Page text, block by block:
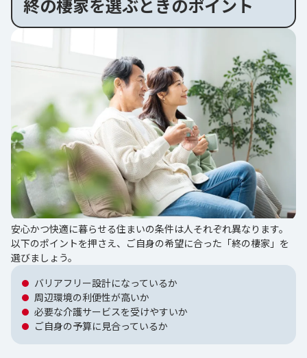
終の棲家を選ぶときのポイント
安心かつ快適に暮らせる住まいの条件は人それぞれ異なります。
以下のポイントを押さえ、ご自身の希望に合った「終の棲家」を
選びましょう。
バリアフリー設計になっているか
周辺環境の利便性が高いか
必要な介護サービスを受けやすいか
ご自身の予算に見合っているか